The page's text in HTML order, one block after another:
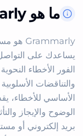
ما هو Grammarly؟